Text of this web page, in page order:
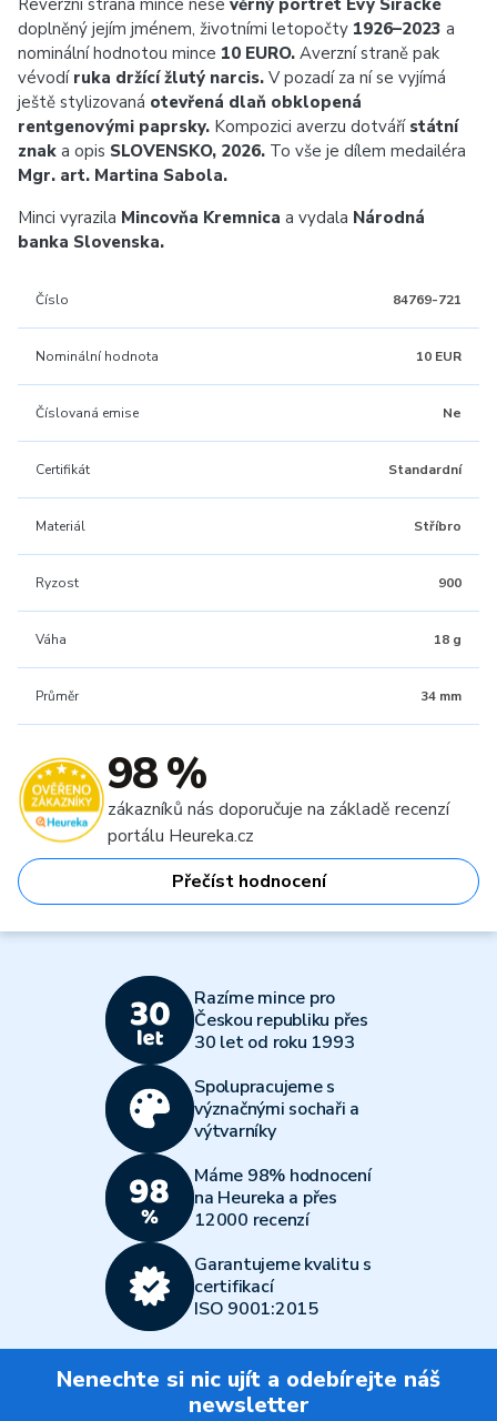
Reverzní strana mince nese věrný portrét Evy Siracké
doplněný jejím jménem, životními letopočty 1926–2023 a
nominální hodnotou mince 10 EURO. Averzní straně pak
vévodí ruka držící žlutý narcis. V pozadí za ní se vyjímá
ještě stylizovaná otevřená dlaň obklopená
rentgenovými paprsky. Kompozici averzu dotváří státní
znak a opis SLOVENSKO, 2026. To vše je dílem medailéra
Mgr. art. Martina Sabola.
Minci vyrazila Mincovňa Kremnica a vydala Národná
banka Slovenska.
Číslo 84769-721
Nominální hodnota 10 EUR
Číslovaná emise Ne
Certifikát Standardní
Materiál Stříbro
Ryzost 900
Váha 18 g
Průměr 34 mm
98 %
zákazníků nás doporučuje na základě recenzí
portálu Heureka.cz
Přečíst hodnocení
Razíme mince pro
Českou republiku přes
30 let od roku 1993
Spolupracujeme s
význačnými sochaři a
výtvarníky
Máme 98% hodnocení
na Heureka a přes
12000 recenzí
Garantujeme kvalitu s
certifikací
ISO 9001:2015
Nenechte si nic ujít a odebírejte náš
newsletter